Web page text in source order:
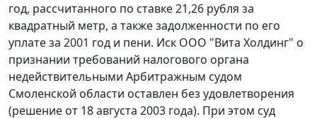
год, рассчитанного по ставке 21,26 рубля за
квадратный метр, а также задолженности по его
уплате за 2001 год и пени. Иск ООО "Вита Холдинг" о
признании требований налогового органа
недействительными Арбитражным судом
Смоленской области оставлен без удовлетворения
(решение от 18 августа 2003 года). При этом суд